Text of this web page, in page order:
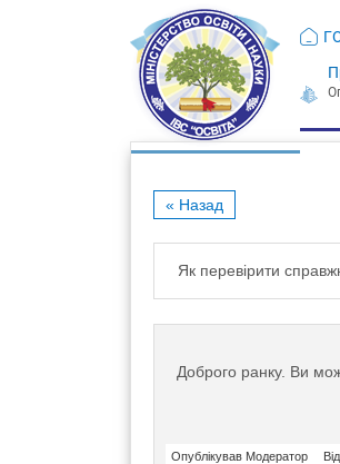
« Назад
Як перевірити
Доброго ранку. Ви
Опублікував Модератор